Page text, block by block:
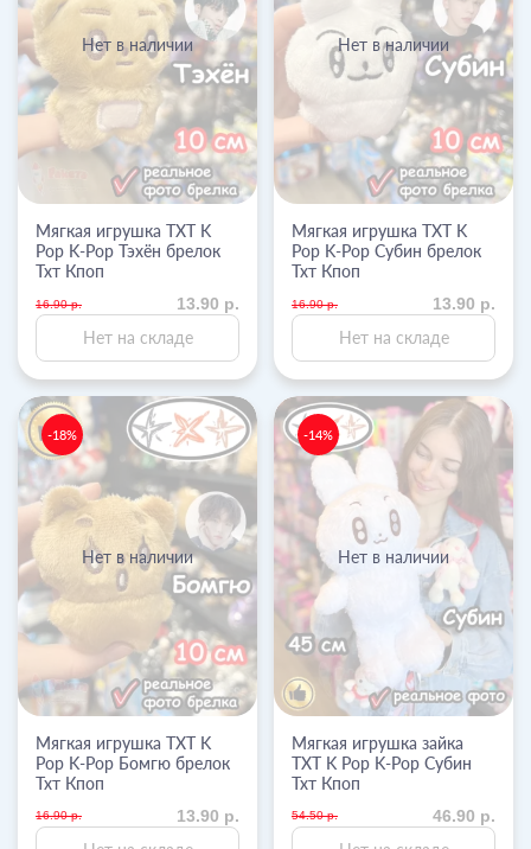
Нет в наличии
Мягкая игрушка TXT K
Pop K-Pop Тэхён брелок
Тхт Кпоп
16.90 р. 13.90 р.
Нет на складе
Нет в наличии
Мягкая игрушка TXT K
Pop K-Pop Субин брелок
Тхт Кпоп
16.90 р. 13.90 р.
Нет на складе
Нет в наличии
-18%
Мягкая игрушка TXT K
Pop K-Pop Бомгю брелок
Тхт Кпоп
16.90 р. 13.90 р.
Нет в наличии
-14%
Мягкая игрушка зайка
TXT K Pop K-Pop Субин
Тхт Кпоп
54.50 р. 46.90 р.